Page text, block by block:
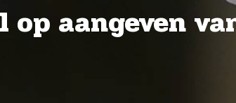
aangeven